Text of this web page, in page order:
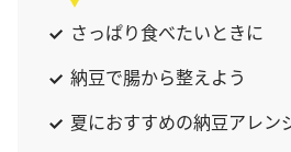
さっぱり食べたいときに
納豆で腸から整えよう
夏におすすめの納豆アレン